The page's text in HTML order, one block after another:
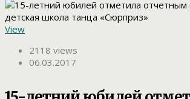
View
2118 views
06.03.2017